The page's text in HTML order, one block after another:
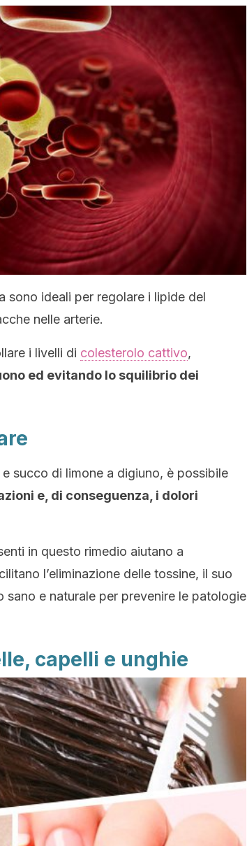
sono ideali per regolare i lipide del
nelle arterie.
i livelli di colesterolo cattivo,
ed evitando lo squilibrio dei
succo di limone a digiuno, è possibile
e, di conseguenza, i dolori
in questo rimedio aiutano a
l’eliminazione delle tossine, il suo
e naturale per prevenire le patologie
capelli e unghie